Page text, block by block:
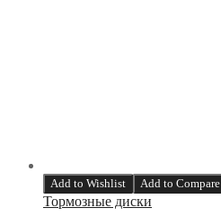
Add to Wishlist Add to Compare
Тормозные диски